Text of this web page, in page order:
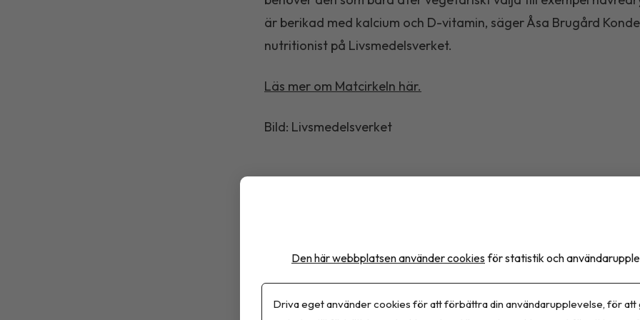
är berikad med kalcium och D-vitamin, säger Åsa Brugård
nutritionist på Livsmedelsverket.
Läs mer om Matcirkeln här.
Bild: Livsmedelsverket
Den här webbplatsen använder cookies för statistik och
Driva eget använder cookies för att förbättra din användarupplevelse, för att